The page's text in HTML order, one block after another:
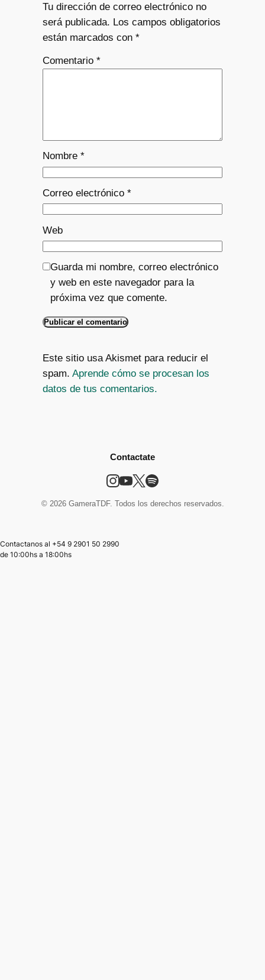
Tu dirección de correo electrónico no
será publicada. Los campos obligatorios
están marcados con *
Comentario *
Nombre *
Correo electrónico *
Web
Guarda mi nombre, correo electrónico
y web en este navegador para la
próxima vez que comente.
Este sitio usa Akismet para reducir el
spam. Aprende cómo se procesan los
datos de tus comentarios.
Contactate
© 2026 GameraTDF. Todos los derechos reservados.
Contactanos al +54 9 2901 50 2990
de 10:00hs a 18:00hs